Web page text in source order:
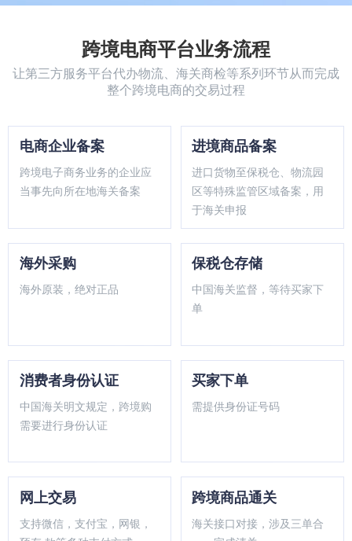
跨境电商平台业务流程
让第三方服务平台代办物流、海关商检等系列环节从而完成
整个跨境电商的交易过程
电商企业备案
跨境电子商务业务的企业应
当事先向所在地海关备案
进境商品备案
进口货物至保税仓、物流园
区等特殊监管区域备案，用
于海关申报
海外采购
海外原装，绝对正品
保税仓存储
中国海关监督，等待买家下
单
消费者身份认证
中国海关明文规定，跨境购
需要进行身份认证
买家下单
需提供身份证号码
网上交易
支持微信，支付宝，网银，
跨境商品通关
海关接口对接，涉及三单合